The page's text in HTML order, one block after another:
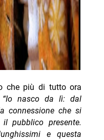
che più di tutto ora
“Io nasco da lì: dal
connessione che si
pubblico presente.
e questa